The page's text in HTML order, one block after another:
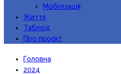
Мобілізація
Життя
Таблоїд
Про проєкт
Головна
2024